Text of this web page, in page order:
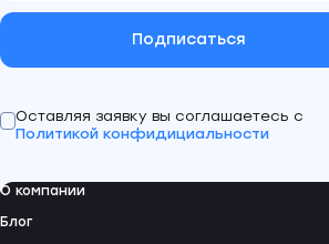
Подписаться
Оставляя заявку вы соглашаетесь с
Политикой конфидициальности
О компании
Блог